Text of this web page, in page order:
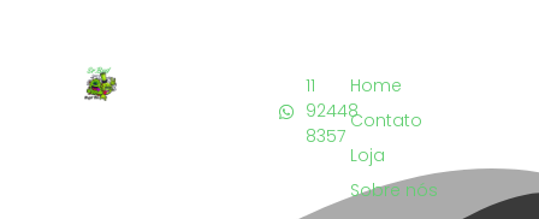
Home
Contato
Loja
Sobre nós
11
92448
8357